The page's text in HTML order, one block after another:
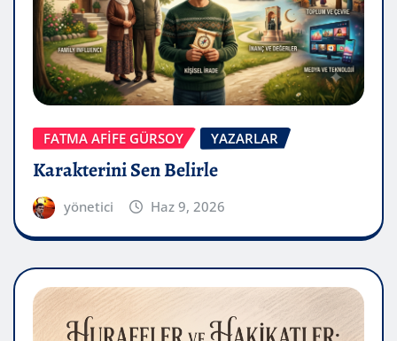
FATMA AFİFE GÜRSOY YAZARLAR
Karakterini Sen Belirle
yönetici Haz 9, 2026